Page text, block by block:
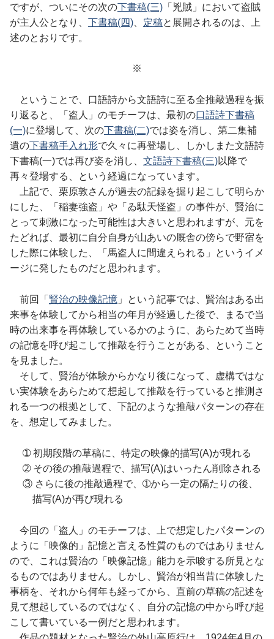
ですが、ついにその次の下書稿(三) 「兇賊」において盗賊
が主人公となり、 下書稿(四) 定稿と展開されるのは、上
述のとおりです。
※
ということで、口語詩から文語詩に至る全推敲過程を振
り返ると、「盗人」のモチーフは、最初の口語詩下書稿
(一)に登場して、次の下書稿(二)では姿を消し、第二集補
遺の下書稿手入れ形で久々に再登場し、しかしまた文語詩
下書稿(一)では再び姿を消し、 文語詩下書稿(三)以降で
再々登場する、という経過になっています。
上記で、栗原敦さんが過去の記録を掘り起こして明らか
にした、「稲妻強盗」や「ゐ駄天怪盗」の事件が、賢治に
とって刺激になった可能性は大きいと思われますが、元を
たどれば、最初に自分自身が山あいの厩舎の傍らで野宿を
した際に体験した、「馬盗人に間違えられる」というイメ
ージに発したものだと思われます。
前回「 賢治の映像記憶 」という記事では、賢治はある出
来事を体験してから相当の年月が経過した後で、まるで当
時の出来事を再体験しているかのように、あらためて当時
の記憶を呼び起こして推敲を行うことがある、ということ
を見ました。
そして、賢治が体験からかなり後になって、虚構ではな
い実体験をあらためて想起して推敲を行っていると推測さ
れる一つの根拠として、下記のような推敲パターンの存在
を、想定してみました。
➀ 初期段階の草稿に、特定の映像的描写(A)が現れる
➁ その後の推敲過程で、描写(A)はいったん削除される
③ さらに後の推敲過程で、➀から一定の隔たりの後、
描写(A)が再び現れる
今回の「盗人」のモチーフは、上で想定したパターンの
ように「映像的」記憶と言える性質のものではありません
ので、これは賢治の「映像記憶」能力を示唆する所見とな
るものではありません。しかし、賢治が相当昔に体験した
事柄を、それから何年も経ってから、直前の草稿の記述を
見て想起しているのではなく、自分の記憶の中から呼び起
こして書いている一例だと思われます。